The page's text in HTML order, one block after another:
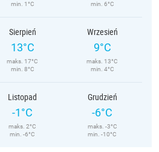
min. 1°C
min. 6°C
Sierpień
13°C
maks. 17°C
min. 8°C
Wrzesień
9°C
maks. 13°C
min. 4°C
Listopad
-1°C
maks. 2°C
min. -6°C
Grudzień
-6°C
maks. -3°C
min. -10°C